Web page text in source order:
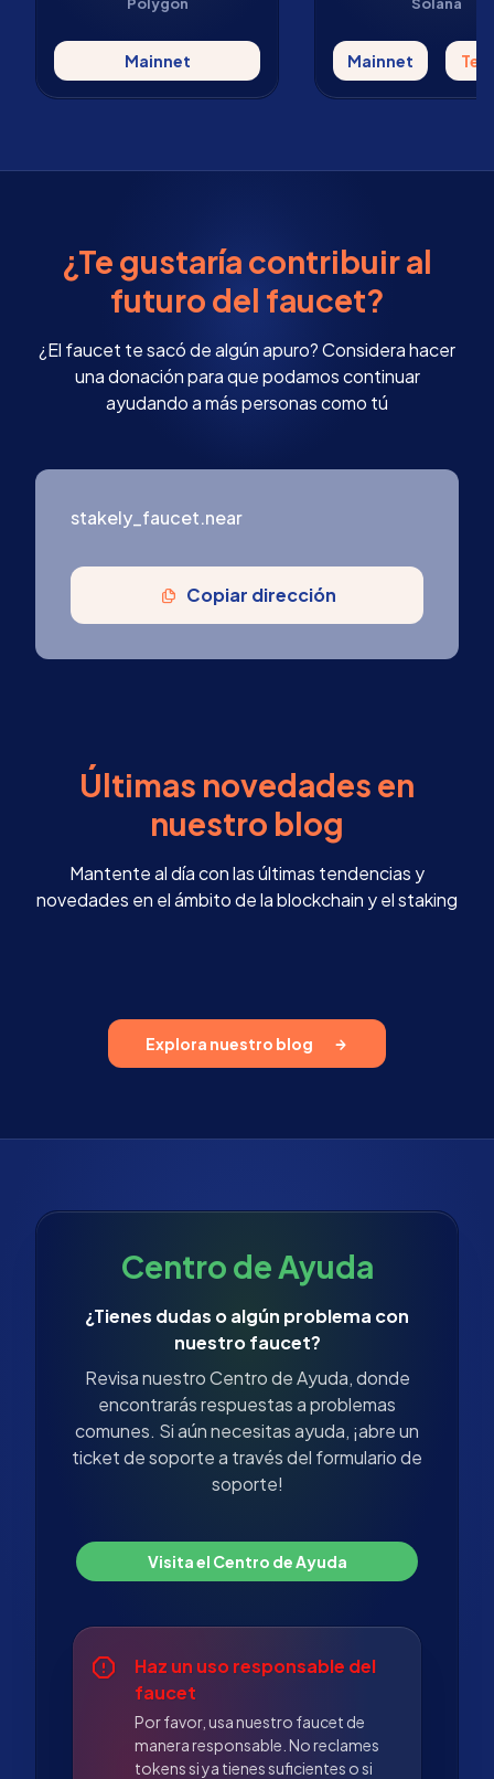
Mainnet Mainnet
¿Te gustaría contribuir al
futuro del faucet?
¿El faucet te sacó de algún apuro? Considera hacer
una donación para que podamos continuar
ayudando a más personas como tú
stakely_faucet.near
Copiar dirección
Últimas novedades en
nuestro blog
Mantente al día con las últimas tendencias y
novedades en el ámbito de la blockchain y el staking
Explora nuestro blog
Centro de Ayuda
¿Tienes dudas o algún problema con
nuestro faucet?
Revisa nuestro Centro de Ayuda, donde
encontrarás respuestas a problemas
comunes. Si aún necesitas ayuda, ¡abre un
ticket de soporte a través del formulario de
soporte!
Visita el Centro de Ayuda
Haz un uso responsable del
faucet
Por favor, usa nuestro faucet de
manera responsable. No reclames
tokens si ya tienes suficientes o si